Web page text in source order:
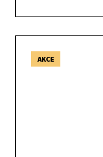
AKCE